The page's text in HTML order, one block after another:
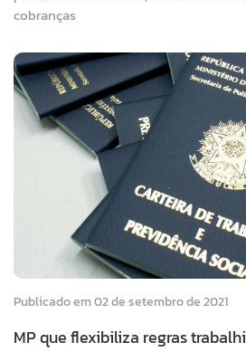
cobranças
Publicado em 02 de setembro de 2021
MP que flexibiliza regras